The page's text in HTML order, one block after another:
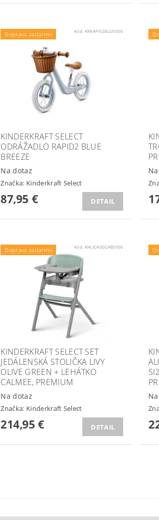
Doprava zadarmo Kód: KRRAPI02BLU0000
KINDERKRAFT SELECT
ODRÁŽADLO RAPID2 BLUE
BREEZE
Na dotaz
Značka: Kinderkraft Select
87,95 € DETAIL
Doprava zadarmo Kód: KHLICA00GRE0000
KINDERKRAFT SELECT SET
JEDÁLENSKÁ STOLIČKA LIVY
OLIVE GREEN + LEHÁTKO
CALMEE, PREMIUM
Na dotaz
Značka: Kinderkraft Select
214,95 € DETAIL